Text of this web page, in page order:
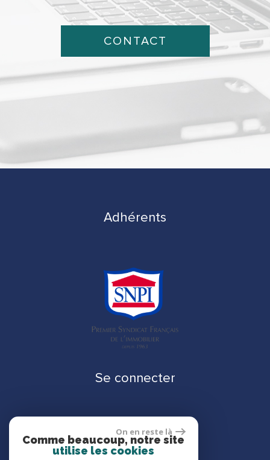
CONTACT
Adhérents
Se connecter
Espace propriétaire
On en reste là
Comme beaucoup, notre site
utilise les cookies